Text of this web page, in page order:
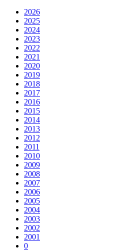
2026
2025
2024
2023
2022
2021
2020
2019
2018
2017
2016
2015
2014
2013
2012
2011
2010
2009
2008
2007
2006
2005
2004
2003
2002
2001
0